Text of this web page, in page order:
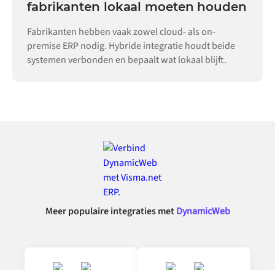
fabrikanten lokaal moeten houden
Fabrikanten hebben vaak zowel cloud- als on-
premise ERP nodig. Hybride integratie houdt beide
systemen verbonden en bepaalt wat lokaal blijft.
Meer populaire integraties metDynamicWeb